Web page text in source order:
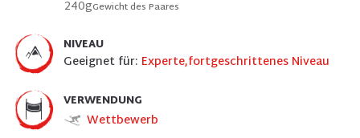
240gGewicht des Paares
NIVEAU
Geeignet für: Experte,fortgeschrittenes Niveau
VERWENDUNG
Wettbewerb